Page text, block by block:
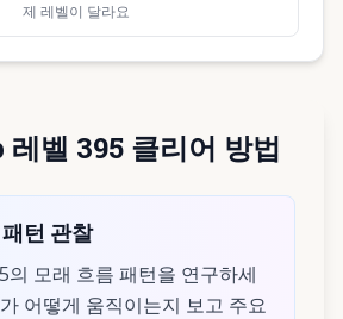
제 레벨이 달라요
벨 395 클리어 방법
패턴 관찰
의 모래 흐름 패턴을 연구하세
어떻게 움직이는지 보고 주요